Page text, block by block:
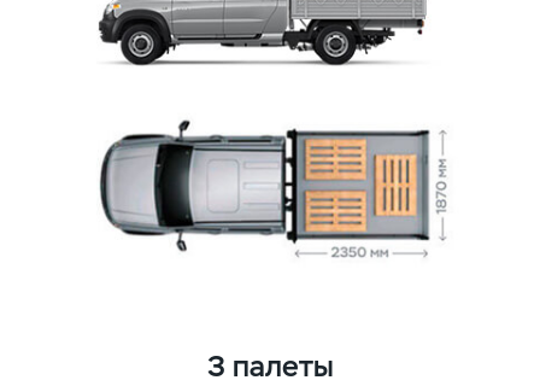
3 палеты